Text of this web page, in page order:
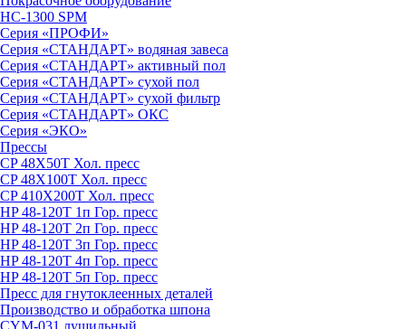
HC-1300 SPM
Серия «ПРОФИ»
Cерия «СТАНДАРТ» водяная завеса
Серия «СТАНДАРТ» активный пол
Серия «СТАНДАРТ» сухой пол
Серия «СТАНДАРТ» сухой фильтр
Серия «СТАНДАРТ» ОКС
Серия «ЭКО»
Прессы
СP 48Х50T Хол. пресс
СP 48Х100T Хол. пресс
СP 410Х200T Хол. пресс
HP 48-120T 1п Гор. пресс
HP 48-120T 2п Гор. пресс
HP 48-120T 3п Гор. пресс
HP 48-120T 4п Гор. пресс
HP 48-120T 5п Гор. пресс
Пресс для гнутоклеенных деталей
Производство и обработка шпона
CYM-031 лущильный